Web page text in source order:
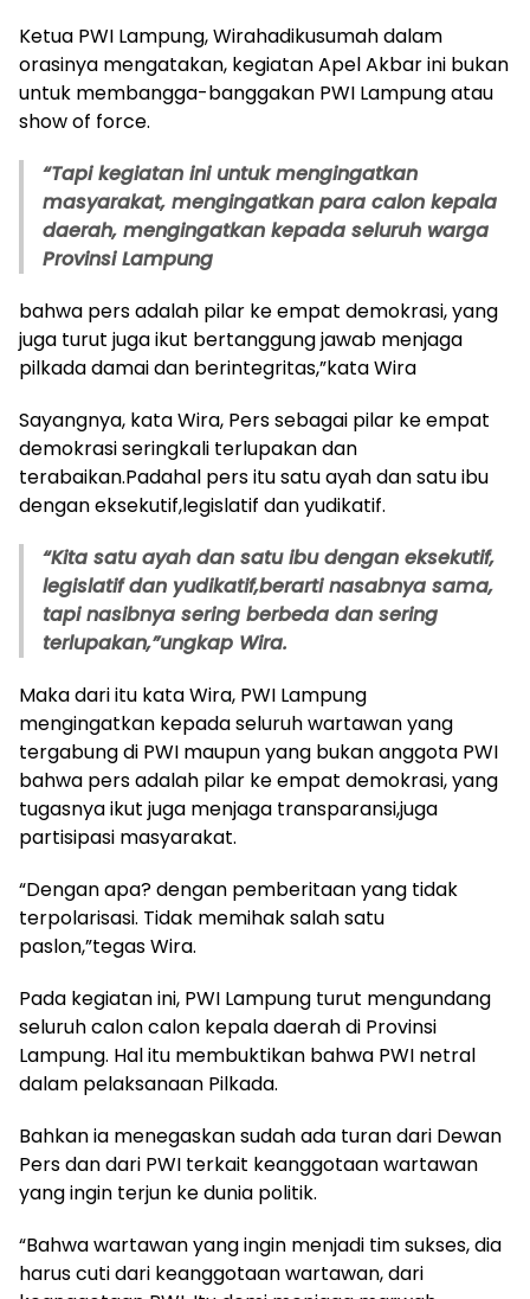
Ketua PWI Lampung, Wirahadikusumah dalam
orasinya mengatakan, kegiatan Apel Akbar ini bukan
untuk membangga-banggakan PWI Lampung atau
show of force.
“Tapi kegiatan ini untuk mengingatkan
masyarakat, mengingatkan para calon kepala
daerah, mengingatkan kepada seluruh warga
Provinsi Lampung
bahwa pers adalah pilar ke empat demokrasi, yang
juga turut juga ikut bertanggung jawab menjaga
pilkada damai dan berintegritas,”kata Wira
Sayangnya, kata Wira, Pers sebagai pilar ke empat
demokrasi seringkali terlupakan dan
terabaikan.Padahal pers itu satu ayah dan satu ibu
dengan eksekutif,legislatif dan yudikatif.
“Kita satu ayah dan satu ibu dengan eksekutif,
legislatif dan yudikatif,berarti nasabnya sama,
tapi nasibnya sering berbeda dan sering
terlupakan,”ungkap Wira.
Maka dari itu kata Wira, PWI Lampung
mengingatkan kepada seluruh wartawan yang
tergabung di PWI maupun yang bukan anggota PWI
bahwa pers adalah pilar ke empat demokrasi, yang
tugasnya ikut juga menjaga transparansi,juga
partisipasi masyarakat.
“Dengan apa? dengan pemberitaan yang tidak
terpolarisasi. Tidak memihak salah satu
paslon,”tegas Wira.
Pada kegiatan ini, PWI Lampung turut mengundang
seluruh calon calon kepala daerah di Provinsi
Lampung. Hal itu membuktikan bahwa PWI netral
dalam pelaksanaan Pilkada.
Bahkan ia menegaskan sudah ada turan dari Dewan
Pers dan dari PWI terkait keanggotaan wartawan
yang ingin terjun ke dunia politik.
“Bahwa wartawan yang ingin menjadi tim sukses, dia
harus cuti dari keanggotaan wartawan, dari